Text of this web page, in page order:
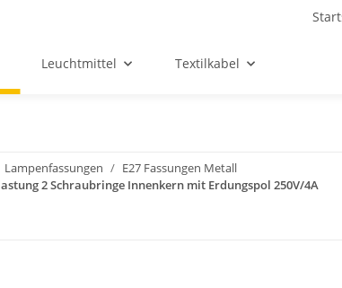
Leuchtmittel Textilkabel
Lampenfassungen
E27 Fassungen Metall
2 Schraubringe Innenkern mit Erdungspol 250V/4A